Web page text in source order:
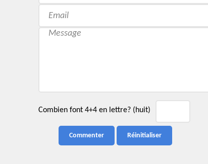
Combien font 4+4 en lettre? (huit)